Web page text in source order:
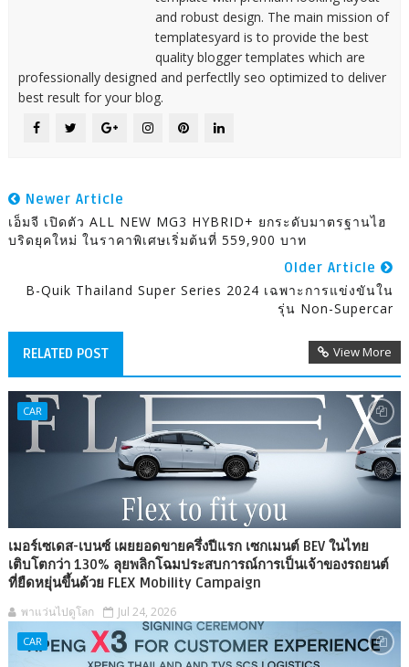
and robust design. The main mission of
templatesyard is to provide the best
quality blogger templates which are
professionally designed and perfectlly seo optimized to deliver
best result for your blog.
Newer Article
เอ็มจี เปิดตัว ALL NEW MG3 HYBRID+ ยกระดับมาตรฐานไฮ
บริดยุคใหม่ ในราคาพิเศษเริ่มต้นที่ 559,900 บาท
Older Article
B-Quik Thailand Super Series 2024 เฉพาะการแข่งขันใน
รุ่น Non-Supercar
RELATED POST View More
CAR
เมอร์เซเดส-เบนซ์ เผยยอดขายครึ่งปีแรก เซกเมนต์ BEV ในไทย
เติบโตกว่า 130% ลุยพลิกโฉมประสบการณ์การเป็นเจ้าของรถยนต์
ที่ยืดหยุ่นขึ้นด้วย FLEX Mobility Campaign
พาแว่นไปดูโลก Jul 24, 2026
CAR